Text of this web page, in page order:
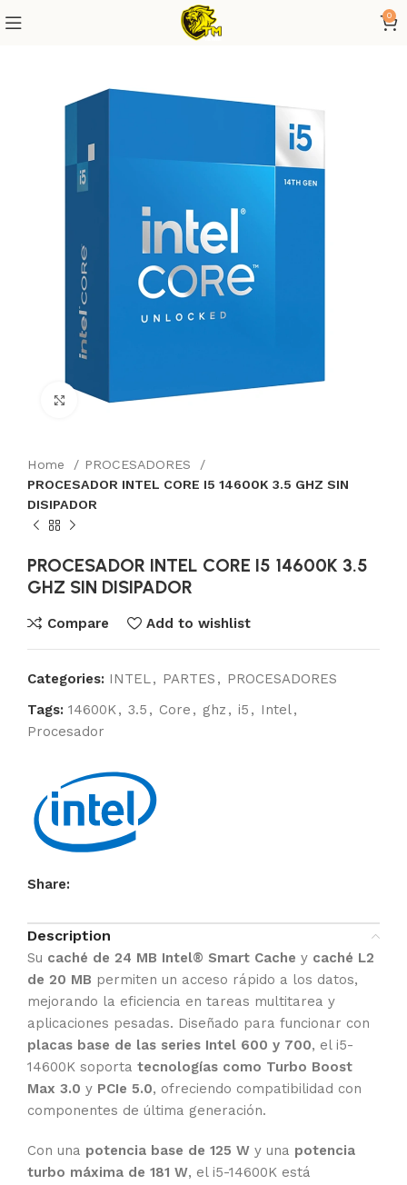
0
Click to enlarge
Home
PROCESADORES
PROCESADOR INTEL CORE I5 14600K 3.5 GHZ SIN
DISIPADOR
PROCESADOR INTEL CORE I5 14600K 3.5
GHZ SIN DISIPADOR
Compare Add to wishlist
Categories: INTEL, PARTES , PROCESADORES
Tags: 14600K, 3.5 , Core , ghz , i5 , Intel,
Procesador
Share:
Description
Su caché de 24 MB Intel® Smart Cache y caché L2
de 20 MB permiten un acceso rápido a los datos,
mejorando la eficiencia en tareas multitarea y
aplicaciones pesadas. Diseñado para funcionar con
placas base de las series Intel 600 y 700, el i5-
14600K soporta tecnologías como Turbo Boost
Max 3.0 y PCIe 5.0, ofreciendo compatibilidad con
componentes de última generación.
Con una potencia base de 125 W y una potencia
turbo máxima de 181 W, el i5-14600K está